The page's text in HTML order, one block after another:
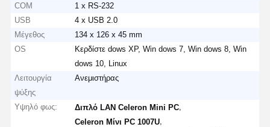
COM
1 x RS-232
USB
4 x USB 2.0
Μέγεθος
134 x 126 x 45 mm
OS
Κερδίστε dows XP, Win dows 7, Win dows 8, Win
dows 10, Linux
Λειτουργία
ψύξης
Ανεμιστήρας
Υψηλό φως: Διπλό LAN Celeron Mini PC
Celeron Μίνι PC 1007U